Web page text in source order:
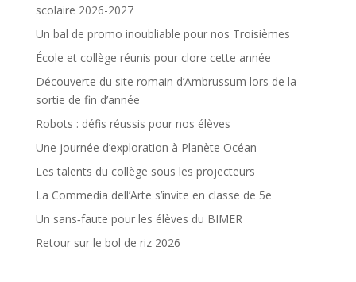
scolaire 2026-2027
Un bal de promo inoubliable pour nos Troisièmes
École et collège réunis pour clore cette année
Découverte du site romain d’Ambrussum lors de la
sortie de fin d’année
Robots : défis réussis pour nos élèves
Une journée d’exploration à Planète Océan
Les talents du collège sous les projecteurs
La Commedia dell’Arte s’invite en classe de 5e
Un sans‑faute pour les élèves du BIMER
Retour sur le bol de riz 2026